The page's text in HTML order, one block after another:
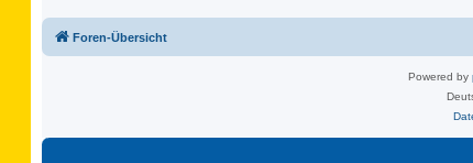
Foren-Übersicht
Powered by